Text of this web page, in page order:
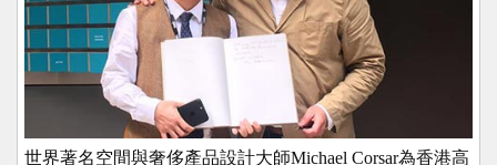
世界著名空間與奢侈產品設計大師Michael Corsar為香港高